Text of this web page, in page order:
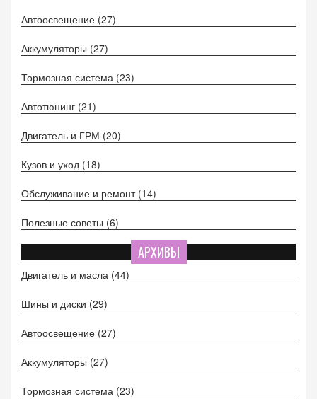
Автоосвещение (27)
Аккумуляторы (27)
Тормозная система (23)
Автотюнинг (21)
Двигатель и ГРМ (20)
Кузов и уход (18)
Обслуживание и ремонт (14)
Полезные советы (6)
АРХИВЫ
Двигатель и масла (44)
Шины и диски (29)
Автоосвещение (27)
Аккумуляторы (27)
Тормозная система (23)